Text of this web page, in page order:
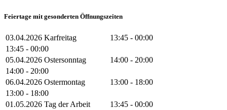
Feiertage mit gesonderten Öffnungszeiten
03.04.2026 Karfreitag
13:45 - 00:00
13:45 - 00:00
05.04.2026 Ostersonntag
14:00 - 20:00
14:00 - 20:00
06.04.2026 Ostermontag
13:00 - 18:00
13:00 - 18:00
01.05.2026 Tag der Arbeit
13:45 - 00:00